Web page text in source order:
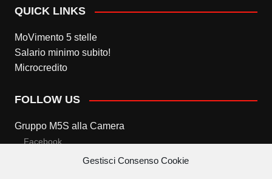
Gestisci Consenso Cookie
QUICK LINKS
MoVimento 5 stelle
Salario minimo subito!
Microcredito
FOLLOW US
Gruppo M5S alla Camera
Facebook